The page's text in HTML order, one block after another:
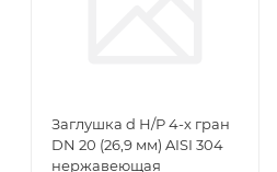
Заглушка d Н/Р 4-х гран
DN 20 (26,9 мм) AISI 304
нержавеющая